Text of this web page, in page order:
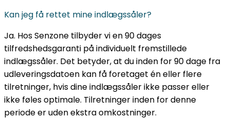
Kan jeg få rettet mine indlægssåler?
Ja. Hos Senzone tilbyder vi en 90 dages
tilfredshedsgaranti på individuelt fremstillede
indlægssåler. Det betyder, at du inden for 90 dage fra
udleveringsdatoen kan få foretaget én eller flere
tilretninger, hvis dine indlægssåler ikke passer eller
ikke føles optimale. Tilretninger inden for denne
periode er uden ekstra omkostninger.